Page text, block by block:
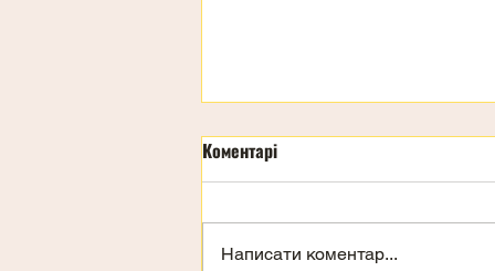
День дітей
Коментарі
Написати коментар...